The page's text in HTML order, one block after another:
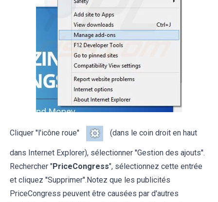
Cliquer ''l'icône roue'' (dans le coin droit en haut
dans Internet Explorer), sélectionner ''Gestion des ajouts''.
Rechercher "PriceCongress", sélectionnez cette entrée
et cliquez ''Supprimer''.Notez que les publicités
PriceCongress peuvent être causées par d'autres